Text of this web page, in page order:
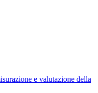
e valutazione della